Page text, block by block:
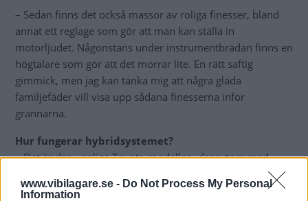
www.vibilagare.se - Do Not Process My Personal
Information
– Sedan finns det också massor av roliga finesser, bland
annat ett reglage som gör att man kan ställa in
motorljudet. Någonstans under instrumentbrädan finns en
högtalare som gör att det morrar lite. En rätt saftig
gimmick, men jag kan tänka mig att några glada
familjefäder vill visa upp sådana finesserna inför
grannarna.
Hur fungerar hybridsystemet?
– Det är den vanliga Toyota-modellen, dessutom med
samma typ av batteri, alltså nickel-metall-hydrid, man har
inte gått över till litiumjonbatteri ännu.